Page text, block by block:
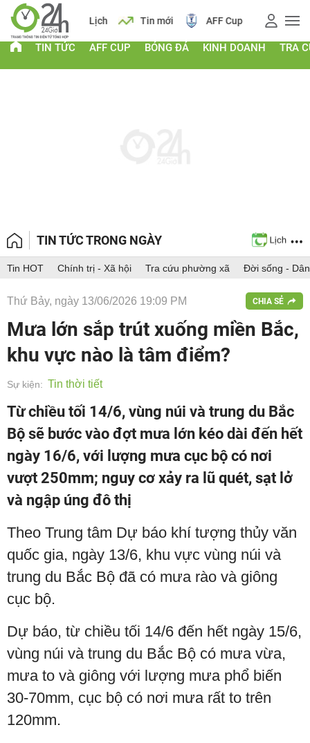
Lịch Tin mới AFF Cup Giá vàng
TIN TỨC AFF CUP BÓNG ĐÁ KINH DOANH TRA
TIN TỨC TRONG NGÀY
Tin HOT Chính trị - Xã hội Tra cứu phường xã Đời sống -
Thứ Bảy, ngày 13/06/2026 19:09 PM CHIA SẺ
Mưa lớn sắp trút xuống miền Bắc,
khu vực nào là tâm điểm?
Sự kiện: Tin thời tiết
Từ chiều tối 14/6, vùng núi và trung du Bắc
Bộ sẽ bước vào đợt mưa lớn kéo dài đến hết
ngày 16/6, với lượng mưa cục bộ có nơi
vượt 250mm; nguy cơ xảy ra lũ quét, sạt lở
và ngập úng đô thị
Theo Trung tâm Dự báo khí tượng thủy văn
quốc gia, ngày 13/6, khu vực vùng núi và
trung du Bắc Bộ đã có mưa rào và giông
cục bộ.
Dự báo, từ chiều tối 14/6 đến hết ngày 15/6,
vùng núi và trung du Bắc Bộ có mưa vừa,
mưa to và giông với lượng mưa phổ biến
30-70mm, cục bộ có nơi mưa rất to trên
120mm.